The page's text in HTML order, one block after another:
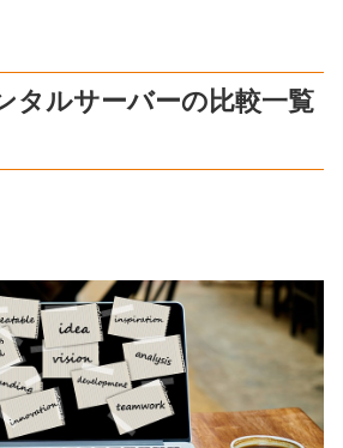
タルサーバーの比較一覧